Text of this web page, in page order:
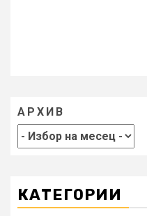
АРХИВ
КАТЕГОРИИ